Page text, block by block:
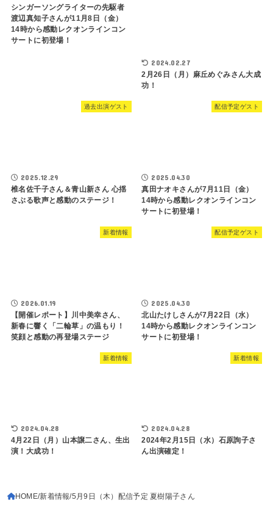
シンガーソングライターの先駆者
渡辺真知子さんが11月8日（金）
14時から感動レクオンラインコン
サートに初登場！
2024.02.27
2月26日（月）麻丘めぐみさん大成
功！
過去出演ゲスト
2025.12.29
椎名佐千子さん＆青山新さん 心揺
さぶる歌声と感動のステージ！
配信予定ゲスト
2025.04.30
真田ナオキさんが7月11日（金）
14時から感動レクオンラインコン
サートに初登場！
新着情報
2026.01.19
【開催レポート】川中美幸さん、
新春に響く「二輪草」の温もり！
笑顔と感動の再登場ステージ
配信予定ゲスト
2025.04.30
北山たけしさんが7月22日（水）
14時から感動レクオンラインコン
サートに初登場！
新着情報
2024.04.28
4月22日（月）山本譲二さん、生出
演！大成功！
新着情報
2024.04.28
2024年2月15日（水）石原詢子さ
ん出演確定！
HOME 新着情報 5月9日（木）配信予定 夏樹陽子さん